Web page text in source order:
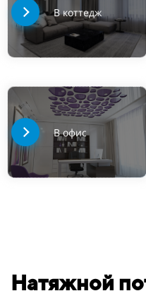
В коттедж
В офис
Натяжной